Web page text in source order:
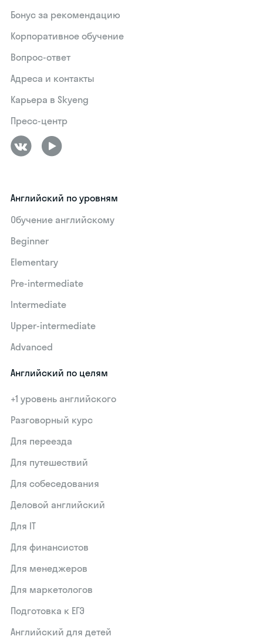
Бонус за рекомендацию
Корпоративное обучение
Вопрос-ответ
Адреса и контакты
Карьера в Skyeng
Пресс-центр
Английский по уровням
Обучение английскому
Beginner
Elementary
Pre-intermediate
Intermediate
Upper-intermediate
Advanced
Английский по целям
+1 уровень английского
Разговорный курс
Для переезда
Для путешествий
Для собеседования
Деловой английский
Для IT
Для финансистов
Для менеджеров
Для маркетологов
Подготовка к ЕГЭ
Английский для детей